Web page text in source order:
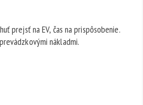
prejsť na EV, čas na prispôsobenie.
nákladmi.